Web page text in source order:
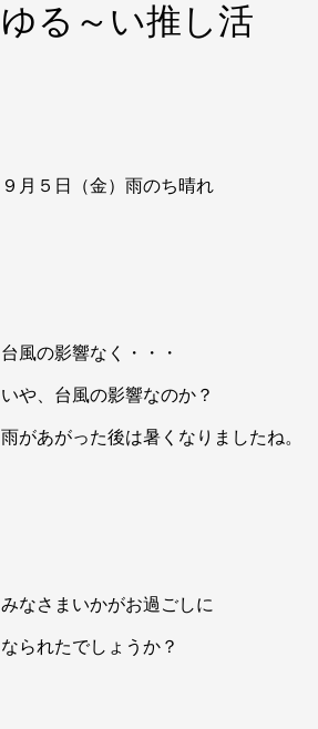
ゆる～い推し活
９月５日（金）雨のち晴れ
台風の影響なく・・・
いや、台風の影響なのか？
雨があがった後は暑くなりましたね。
みなさまいかがお過ごしに
なられたでしょうか？